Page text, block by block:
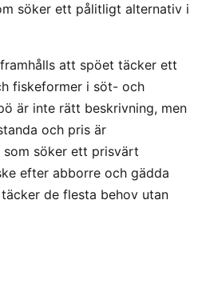
söker ett pålitligt alternativ i
att spöet täcker ett
fiskeformer i söt- och
är inte rätt beskrivning, men
och pris är
söker ett prisvärt
efter abborre och gädda
de flesta behov utan